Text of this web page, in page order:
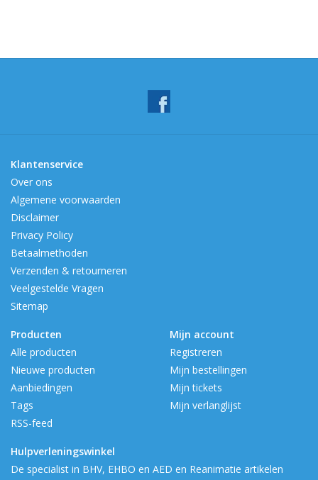
Klantenservice
Over ons
Algemene voorwaarden
Disclaimer
Privacy Policy
Betaalmethoden
Verzenden & retourneren
Veelgestelde Vragen
Sitemap
Producten
Alle producten
Nieuwe producten
Aanbiedingen
Tags
RSS-feed
Mijn account
Registreren
Mijn bestellingen
Mijn tickets
Mijn verlanglijst
Hulpverleningswinkel
De specialist in BHV, EHBO en AED en Reanimatie artikelen